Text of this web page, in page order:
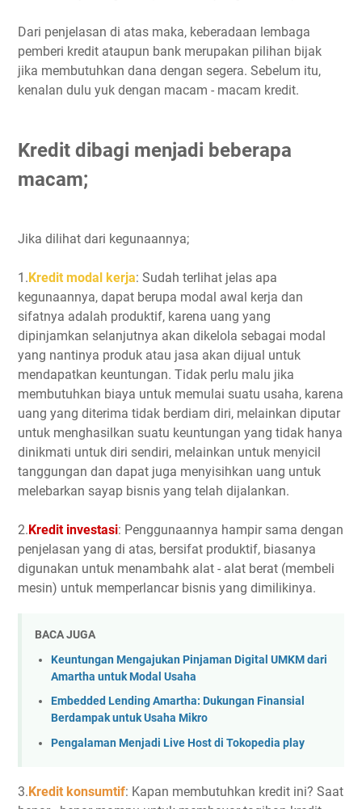
Dari penjelasan di atas maka, keberadaan lembaga
pemberi kredit ataupun bank merupakan pilihan bijak
jika membutuhkan dana dengan segera. Sebelum itu,
kenalan dulu yuk dengan macam - macam kredit.
Kredit dibagi menjadi beberapa
macam;
Jika dilihat dari kegunaannya;
1.Kredit modal kerja: Sudah terlihat jelas apa
kegunaannya, dapat berupa modal awal kerja dan
sifatnya adalah produktif, karena uang yang
dipinjamkan selanjutnya akan dikelola sebagai modal
yang nantinya produk atau jasa akan dijual untuk
mendapatkan keuntungan. Tidak perlu malu jika
membutuhkan biaya untuk memulai suatu usaha, karena
uang yang diterima tidak berdiam diri, melainkan diputar
untuk menghasilkan suatu keuntungan yang tidak hanya
dinikmati untuk diri sendiri, melainkan untuk menyicil
tanggungan dan dapat juga menyisihkan uang untuk
melebarkan sayap bisnis yang telah dijalankan.
2.Kredit investasi: Penggunaannya hampir sama dengan
penjelasan yang di atas, bersifat produktif, biasanya
digunakan untuk menambahk alat - alat berat (membeli
mesin) untuk memperlancar bisnis yang dimilikinya.
BACA JUGA
Keuntungan Mengajukan Pinjaman Digital UMKM dari
Amartha untuk Modal Usaha
Embedded Lending Amartha: Dukungan Finansial
Berdampak untuk Usaha Mikro
Pengalaman Menjadi Live Host di Tokopedia play
3. Kredit konsumtif: Kapan membutuhkan kredit ini? Saat